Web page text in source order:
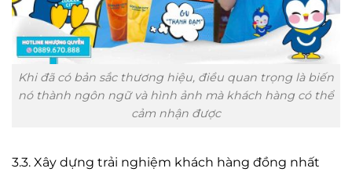
Khi đã có bản sắc thương hiệu, điều quan trọng là biến
nó thành ngôn ngữ và hình ảnh mà khách hàng có thể
cảm nhận được
3.3. Xây dựng trải nghiệm khách hàng đồng nhất